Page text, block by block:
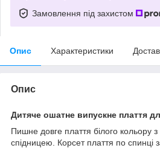
Замовлення під захистом
Опис Характеристики
Опис
Дитяче ошатне випускне плаття
Пишне довге плаття білого кольору
спідницею. Корсет плаття по спинці